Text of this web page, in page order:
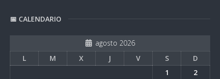
📅 CALENDARIO
agosto 2026
L
M X J V S
D
1
2